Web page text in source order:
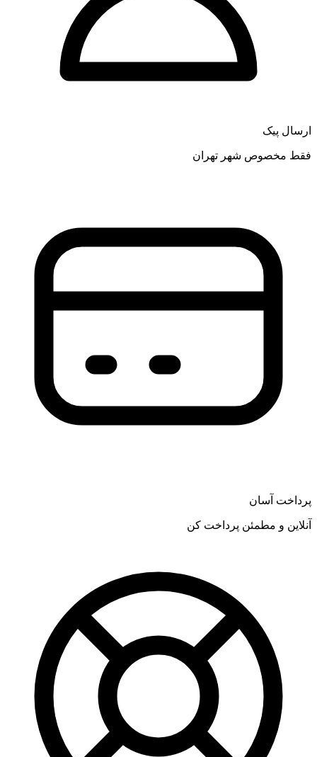
ارسال پیک
فقط مخصوص شهر تهران
پرداخت آسان
آنلاین و مطمئن پرداخت کن